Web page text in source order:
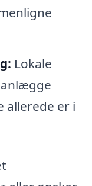
Lokale
allerede er i